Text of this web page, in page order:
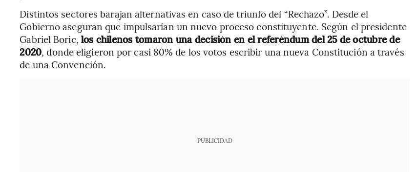
Distintos sectores barajan alternativas en caso de triunfo del “Rechazo”. Desde el
Gobierno aseguran que impulsarían un nuevo proceso constituyente. Según el presidente
Gabriel Boric, los chilenos tomaron una decisión en el referéndum del 25 de octubre de
2020, donde eligieron por casi 80% de los votos escribir una nueva Constitución a través
de una Convención.
PUBLICIDAD